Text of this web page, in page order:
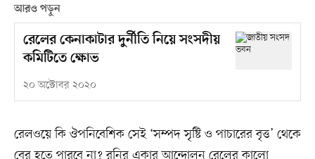
আরও পড়ুন
রেলের কেনাকাটার দুর্নীতি নিয়ে সংসদীয়
কমিটিতে ক্ষোভ
২০ অক্টোবর ২০২০
রেলওয়ে কি ঔপনিবেশিক সেই ‘সম্পদ সৃষ্টি ও পাচারের বৃত্ত’ থেকে